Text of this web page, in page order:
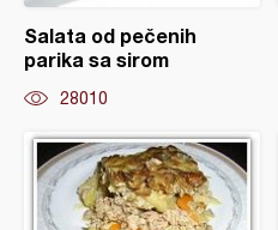
Salata od pečenih
parika sa sirom
28010